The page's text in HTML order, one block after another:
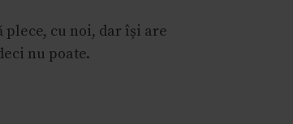
plece, cu noi, dar își are
nu poate.